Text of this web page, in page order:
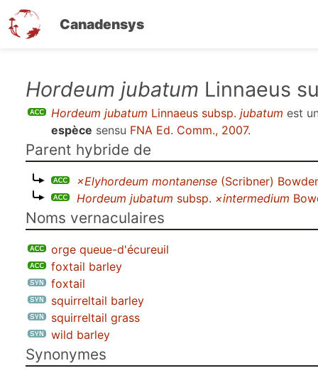
Canadensys
contenu
Hordeum jubatum Linnaeus
Hordeum jubatum Linnaeus subsp. jubatum est
espèce sensu FNA Ed. Comm., 2007.
Parent hybride de
×Elyhordeum montanense (Scribner)
Hordeum jubatum subsp. ×intermedium
Noms vernaculaires
orge queue-d'écureuil
foxtail barley
foxtail
squirreltail barley
squirreltail grass
wild barley
Synonymes